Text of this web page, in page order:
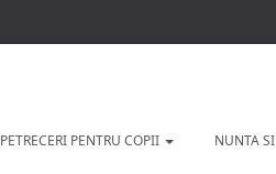
PETRECERI PENTRU COPII NUNTA